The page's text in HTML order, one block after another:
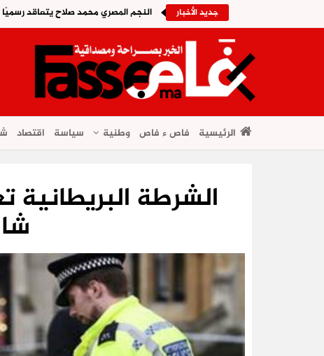
جديد الأخبار النجم المصري محمد صلاح يتعاقد
الرئيسية فاص ء فاص وطنية سياسة اقتصاد